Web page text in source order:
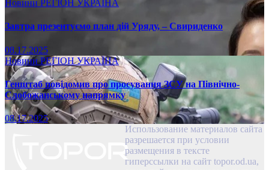
Новини РЕГІОН УКРАЇНА
Завтра презентуємо план дій Уряду, – Свириденко
08.17.2025
НовиниРЕГІОНУКРАЇНА
Генштаб повідомив про просування ЗСУ на Північно-
Слобожанському напрямку
08.17.2025
Использование материалов сайта
разрешается при условии
размещения в тексте
гиперссылки на сайт topor.od.ua,